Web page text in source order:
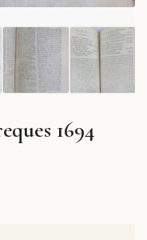
1694